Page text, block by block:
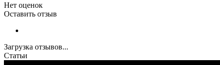
Нет оценок
Оставить отзыв
Загрузка отзывов...
Статьи